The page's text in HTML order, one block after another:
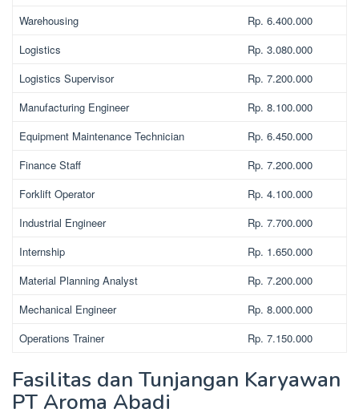
Warehousing
Rp. 6.400.000
Logistics
Rp. 3.080.000
Logistics Supervisor
Rp. 7.200.000
Manufacturing Engineer
Rp. 8.100.000
Equipment Maintenance Technician
Rp. 6.450.000
Finance Staff
Rp. 7.200.000
Forklift Operator
Rp. 4.100.000
Industrial Engineer
Rp. 7.700.000
Internship
Rp. 1.650.000
Material Planning Analyst
Rp. 7.200.000
Mechanical Engineer
Rp. 8.000.000
Operations Trainer
Rp. 7.150.000
Fasilitas dan Tunjangan Karyawan
PT Aroma Abadi